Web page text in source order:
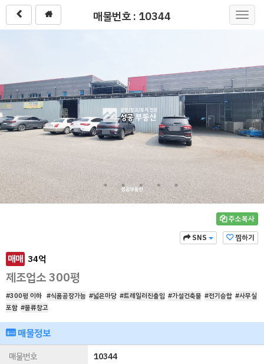
매물번호 : 10344
주소복사
찜하기
SNS
매매 34억
제조업소 300평
#300평 이하 #식품공장가능 #넓은마당 #트레일러진출입 #가설건축물 #전기승합 #사무실
포함 #물류창고
매물정보
매물번호
10344